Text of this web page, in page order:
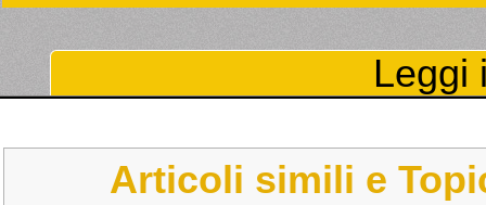
Leggi
Articoli simili e